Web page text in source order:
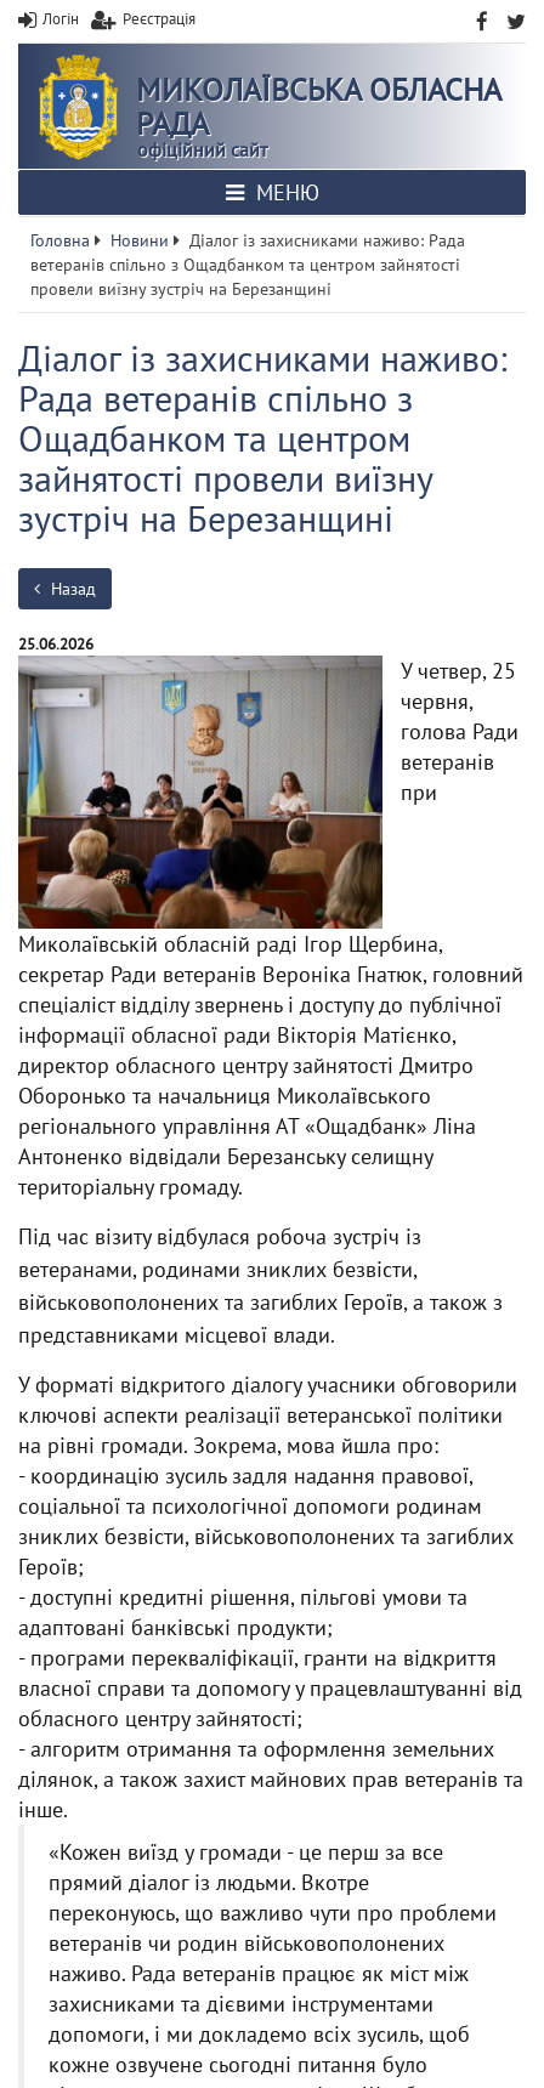
Логін Реєстрація
МИКОЛАЇВСЬКА ОБЛАСНА
РАДА
офіційний сайт
МЕНЮ
Головна Новини
Діалог із захисниками наживо: Рада
ветеранів спільно з Ощадбанком та центром зайнятості
провели виїзну зустріч на Березанщині
Діалог із захисниками наживо:
Рада ветеранів спільно з
Ощадбанком та центром
зайнятості провели виїзну
зустріч на Березанщині
Назад
25.06.2026
У четвер, 25
червня,
голова Ради
ветеранів
при
Миколаївській обласній раді Ігор Щербина,
секретар Ради ветеранів Вероніка Гнатюк, головний
спеціаліст відділу звернень і доступу до публічної
інформації обласної ради Вікторія Матієнко,
директор обласного центру зайнятості Дмитро
Оборонько та начальниця Миколаївського
регіонального управління АТ «Ощадбанк» Ліна
Антоненко відвідали Березанську селищну
територіальну громаду.
Під час візиту відбулася робоча зустріч із
ветеранами, родинами зниклих безвісти,
військовополонених та загиблих Героїв, а також з
представниками місцевої влади.
У форматі відкритого діалогу учасники обговорили
ключові аспекти реалізації ветеранської політики
на рівні громади. Зокрема, мова йшла про:
- координацію зусиль задля надання правової,
соціальної та психологічної допомоги родинам
зниклих безвісти, військовополонених та загиблих
Героїв;
- доступні кредитні рішення, пільгові умови та
адаптовані банківські продукти;
- програми перекваліфікації, гранти на відкриття
власної справи та допомогу у працевлаштуванні від
обласного центру зайнятості;
- алгоритм отримання та оформлення земельних
ділянок, а також захист майнових прав ветеранів та
інше.
«Кожен виїзд у громади - це перш за все
прямий діалог із людьми. Вкотре
переконуюсь, що важливо чути про проблеми
ветеранів чи родин військовополонених
наживо. Рада ветеранів працює як міст між
захисниками та дієвими інструментами
допомоги, і ми докладемо всіх зусиль, щоб
кожне озвучене сьогодні питання було